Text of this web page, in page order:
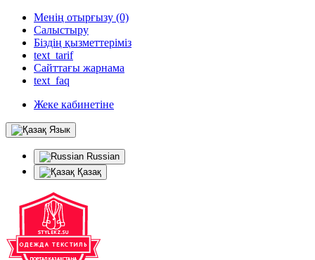
Менің отырғызу (0)
Салыстыру
Біздің қызметтеріміз
text_tarif
Сайттағы жарнама
text_faq
Жеке кабинетіне
Язык
Russian
Қазақ